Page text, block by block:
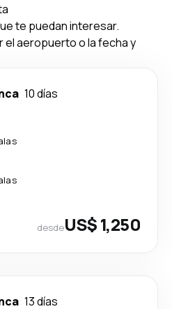
te puedan interesar.
el aeropuerto o la fecha y
10 días
desdeUS$ 1,250
13 días